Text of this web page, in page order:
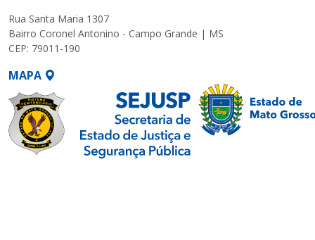
Rua Santa Maria 1307
Bairro Coronel Antonino - Campo Grande | MS
CEP: 79011-190
MAPA